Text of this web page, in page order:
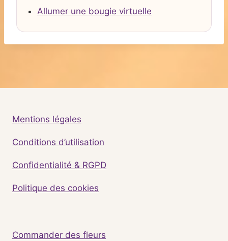
Allumer une bougie virtuelle
Mentions légales
Conditions d’utilisation
Confidentialité & RGPD
Politique des cookies
Commander des fleurs